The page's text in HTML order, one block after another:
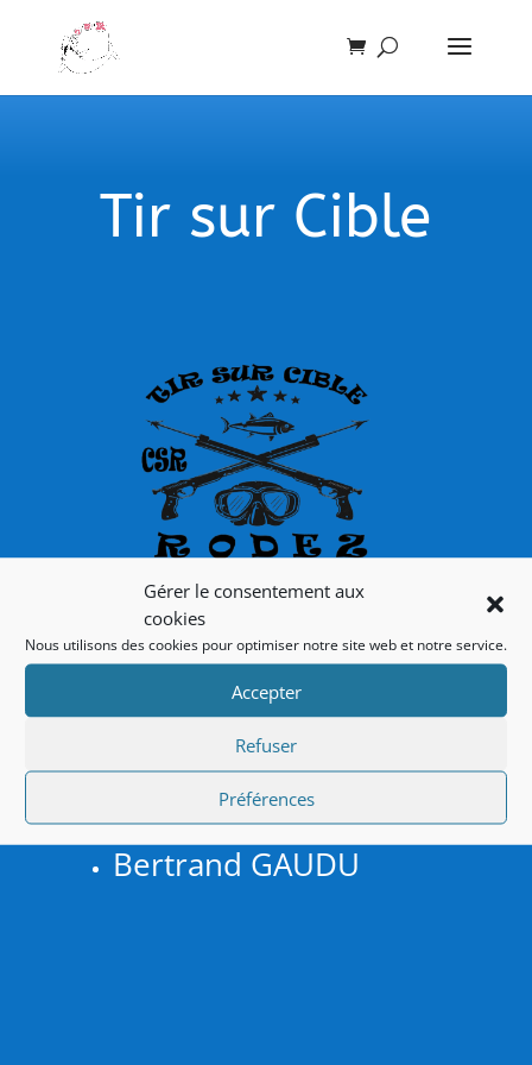
Gérer le consentement aux
cookies
Nous utilisons des cookies pour optimiser notre site web et notre service.
Accepter
Refuser
Préférences
Tir sur Cible
Formation
dispensée par :
Christophe CREPEAU
Bertrand GAUDU